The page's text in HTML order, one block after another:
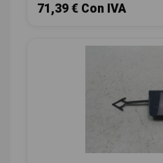
71,39 € Con IVA